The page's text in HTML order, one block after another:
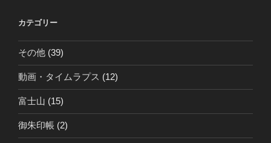
カテゴリー
その他 (39)
動画・タイムラプス (12)
富士山 (15)
御朱印帳 (2)